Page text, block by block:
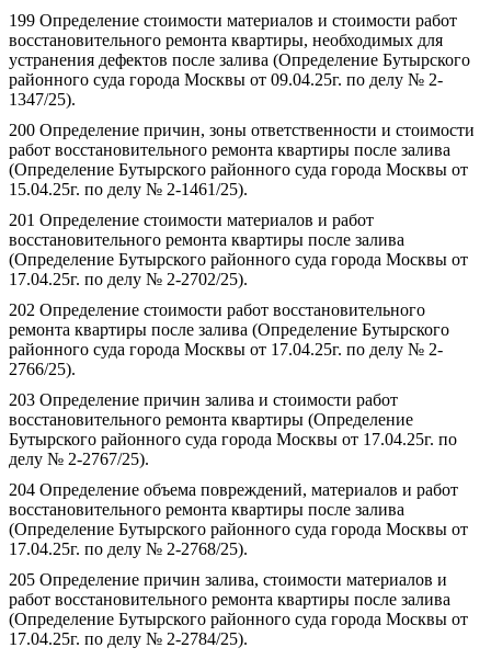
199 Определение стоимости материалов и стоимости работ
восстановительного ремонта квартиры, необходимых для
устранения дефектов после залива (Определение Бутырского
районного суда города Москвы от 09.04.25г. по делу № 2-
1347/25).
200 Определение причин, зоны ответственности и стоимости
работ восстановительного ремонта квартиры после залива
(Определение Бутырского районного суда города Москвы от
15.04.25г. по делу № 2-1461/25).
201 Определение стоимости материалов и работ
восстановительного ремонта квартиры после залива
(Определение Бутырского районного суда города Москвы от
17.04.25г. по делу № 2-2702/25).
202 Определение стоимости работ восстановительного
ремонта квартиры после залива (Определение Бутырского
районного суда города Москвы от 17.04.25г. по делу № 2-
2766/25).
203 Определение причин залива и стоимости работ
восстановительного ремонта квартиры (Определение
Бутырского районного суда города Москвы от 17.04.25г. по
делу № 2-2767/25).
204 Определение объема повреждений, материалов и работ
восстановительного ремонта квартиры после залива
(Определение Бутырского районного суда города Москвы от
17.04.25г. по делу № 2-2768/25).
205 Определение причин залива, стоимости материалов и
работ восстановительного ремонта квартиры после залива
(Определение Бутырского районного суда города Москвы от
17.04.25г. по делу № 2-2784/25).